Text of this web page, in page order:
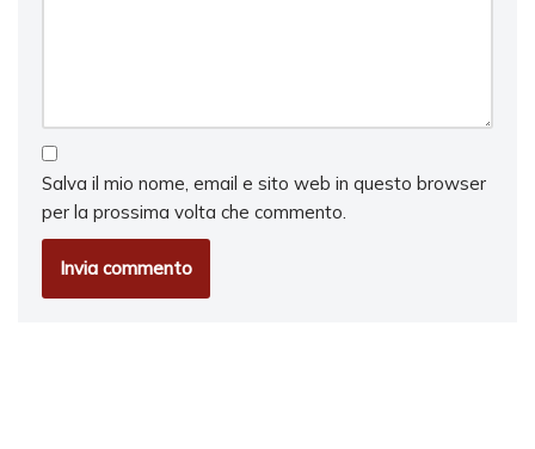
Salva il mio nome, email e sito web in questo browser
per la prossima volta che commento.